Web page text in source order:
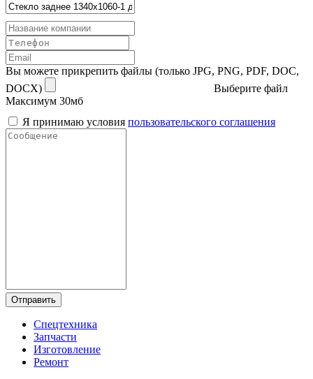
Вы можете прикрепить файлы (только JPG, PNG, PDF, DOC,
DOCX)
Выберите файл
Максимум 30мб
Я принимаю условия пользовательского соглашения
Отправить
Спецтехника
Запчасти
Изготовление
Ремонт